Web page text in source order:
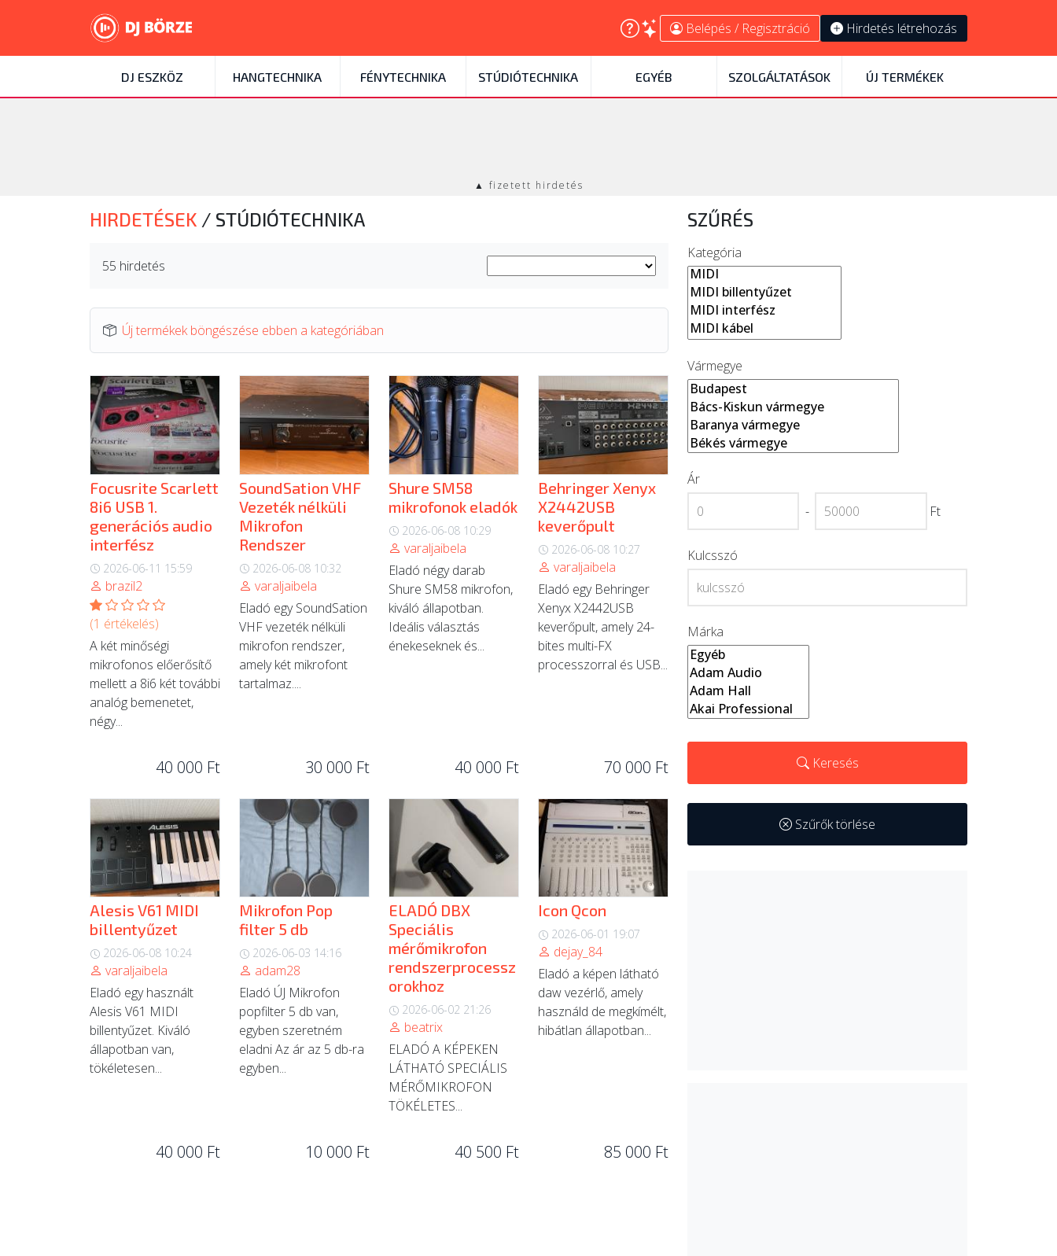
Belépés / Regisztráció Hirdetés létrehozás
DJ ESZKÖZ HANGTECHNIKA FÉNYTECHNIKA STÚDIÓTECHNIKA EGYÉB SZOLGÁLTATÁSOK ÚJ TERMÉKEK
▲ fizetett hirdetés
HIRDETÉSEK / STÚDIÓTECHNIKA
55 hirdetés
Új termékek böngészése ebben a kategóriában
Focusrite Scarlett
8i6 USB 1.
generációs audio
interfész
2026-06-11 15:59
brazil2
(1 értékelés)
A két minőségi
mikrofonos előerősítő
mellett a 8i6 két további
analóg bemenetet,
négy...
40 000 Ft
SoundSation VHF
Vezeték nélküli
Mikrofon
Rendszer
2026-06-08 10:32
varaljaibela
Eladó egy SoundSation
VHF vezeték nélküli
mikrofon rendszer,
amely két mikrofont
tartalmaz....
30 000 Ft
Shure SM58
mikrofonok eladók
2026-06-08 10:29
varaljaibela
Eladó négy darab
Shure SM58 mikrofon,
kiváló állapotban.
Ideális választás
énekeseknek és...
40 000 Ft
Behringer Xenyx
X2442USB
keverőpult
2026-06-08 10:27
varaljaibela
Eladó egy Behringer
Xenyx X2442USB
keverőpult, amely 24-
bites multi-FX
processzorral és USB...
70 000 Ft
Alesis V61 MIDI
billentyűzet
2026-06-08 10:24
varaljaibela
Eladó egy használt
Alesis V61 MIDI
billentyűzet. Kiváló
állapotban van,
tökéletesen...
40 000 Ft
Mikrofon Pop
filter 5 db
2026-06-03 14:16
adam28
Eladó ÚJ Mikrofon
popfilter 5 db van,
egyben szeretném
eladni Az ár az 5 db-ra
egyben...
10 000 Ft
ELADÓ DBX
Speciális
mérőmikrofon
rendszerprocessz
orokhoz
2026-06-02 21:26
beatrix
ELADÓ A KÉPEKEN
LÁTHATÓ SPECIÁLIS
MÉRŐMIKROFON
TÖKÉLETES...
40 500 Ft
Icon Qcon
2026-06-01 19:07
dejay_84
Eladó a képen látható
daw vezérlő, amely
használd de megkímélt,
hibátlan állapotban...
85 000 Ft
SZŰRÉS
Kategória
Vármegye
Ár
-
Ft
Kulcsszó
Márka
Keresés
Szűrők törlése